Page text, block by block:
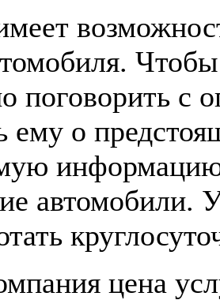
поговорить с
ему о
автомобили.
цена